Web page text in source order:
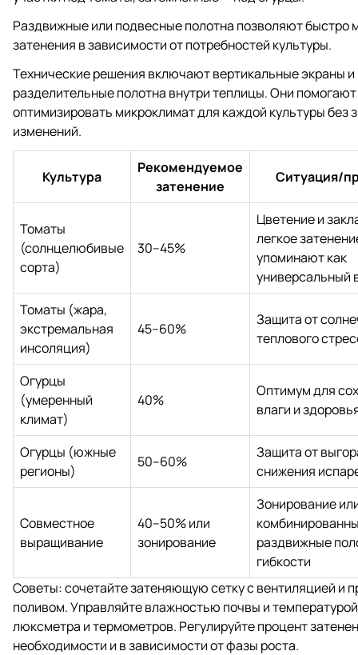
Раздвижные или подвесные полотна позволяют быстро
затенения в зависимости от потребностей культуры.
Технические решения включают вертикальные экраны и
разделительные полотна внутри теплицы. Они помогают
оптимизировать микроклимат для каждой культуры без
изменений.
Культура
Рекомендуемое
затенение
Ситуация/
Томаты
(солнцелюбивые
сорта)
30–45%
Цветение и
легкое
упоминают как
универсальный
Томаты (жара,
экстремальная
инсоляция)
45–60%
Защита от
теплового
Огурцы
(умеренный
климат)
40%
Оптимум для
влаги и
Огурцы (южные
регионы)
50–60%
Защита от
снижения
Совместное
выращивание
40–50% или
зонирование
Зонирование
раздвижные
гибкости
Советы: сочетайте затеняющую сетку с вентиляцией и
поливом. Управляйте влажностью почвы и
люксметра и термометров. Регулируйте процент
необходимости и в зависимости от фазы роста.